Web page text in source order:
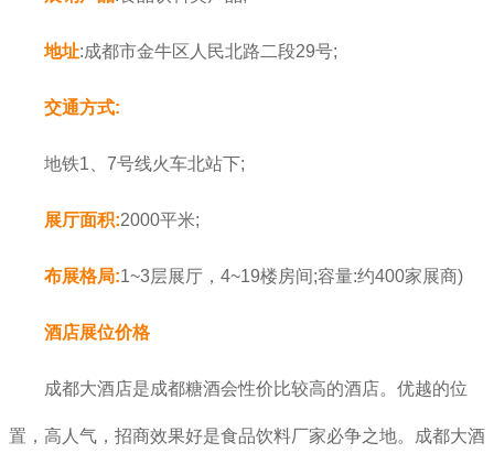
地址:成都市金牛区人民北路二段29号;
交通方式:
地铁1、7号线火车北站下;
展厅面积:2000平米;
布展格局:1~3层展厅，4~19楼房间;容量:约400家展商)
酒店展位价格
成都大酒店是成都糖酒会性价比较高的酒店。优越的位
置，高人气，招商效果好是食品饮料厂家必争之地。 成都大酒